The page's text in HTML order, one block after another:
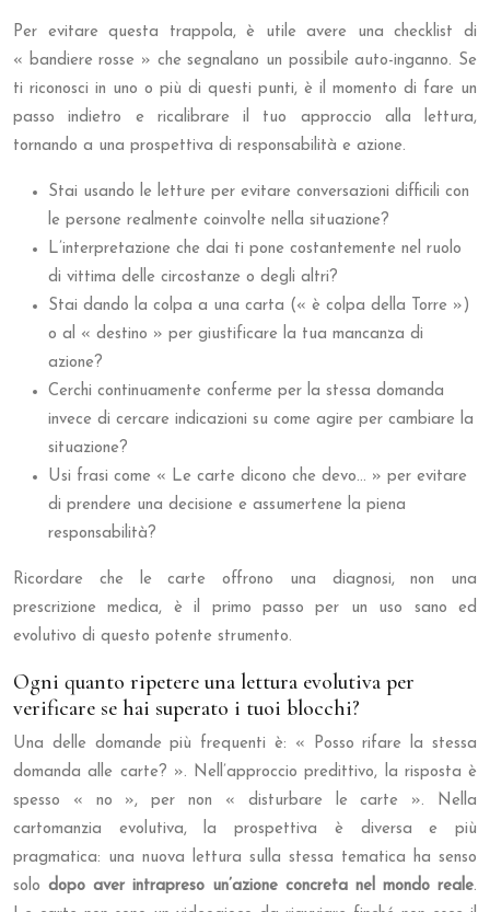
Per evitare questa trappola, è utile avere una checklist di
« bandiere rosse » che segnalano un possibile auto-inganno. Se
ti riconosci in uno o più di questi punti, è il momento di fare un
passo indietro e ricalibrare il tuo approccio alla lettura,
tornando a una prospettiva di responsabilità e azione.
Stai usando le letture per evitare conversazioni difficili con
le persone realmente coinvolte nella situazione?
L’interpretazione che dai ti pone costantemente nel ruolo
di vittima delle circostanze o degli altri?
Stai dando la colpa a una carta (« è colpa della Torre »)
o al « destino » per giustificare la tua mancanza di
azione?
Cerchi continuamente conferme per la stessa domanda
invece di cercare indicazioni su come agire per cambiare la
situazione?
Usi frasi come « Le carte dicono che devo… » per evitare
di prendere una decisione e assumertene la piena
responsabilità?
Ricordare che le carte offrono una diagnosi, non una
prescrizione medica, è il primo passo per un uso sano ed
evolutivo di questo potente strumento.
Ogni quanto ripetere una lettura evolutiva per
verificare se hai superato i tuoi blocchi?
Una delle domande più frequenti è: « Posso rifare la stessa
domanda alle carte? ». Nell’approccio predittivo, la risposta è
spesso « no », per non « disturbare le carte ». Nella
cartomanzia evolutiva, la prospettiva è diversa e più
pragmatica: una nuova lettura sulla stessa tematica ha senso
solo dopo aver intrapreso un’azione concreta nel mondo reale.